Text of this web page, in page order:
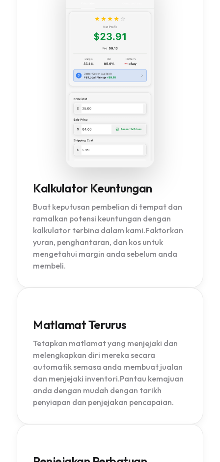
Kalkulator Keuntungan
Buat keputusan pembelian di tempat dan
ramalkan potensi keuntungan dengan
kalkulator terbina dalam kami.Faktorkan
yuran, penghantaran, dan kos untuk
mengetahui margin anda sebelum anda
membeli.
Matlamat Terurus
Tetapkan matlamat yang menjejaki dan
melengkapkan diri mereka secara
automatik semasa anda membuat jualan
dan menjejaki inventori.Pantau kemajuan
anda dengan mudah dengan tarikh
penyiapan dan penjejakan pencapaian.